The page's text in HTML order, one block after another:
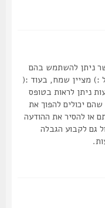
להשתמש בהם
שמח, בעוד :(
לראות בטופס
להפוך את
להסיר את ההודעה
הגבלה